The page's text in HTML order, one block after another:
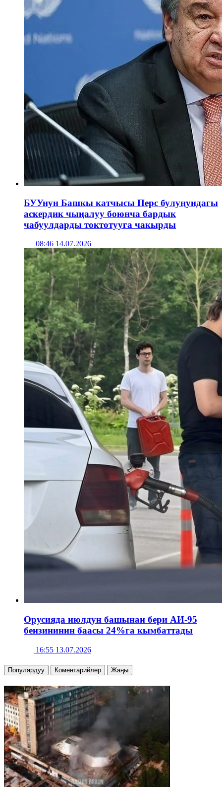
БУУнун Башкы катчысы Перс булуңундагы
аскердик чыңалуу боюнча бардык
чабуулдарды токтотууга чакырды
08:46 14.07.2026
Орусияда июлдун башынан бери АИ-95
бензининин баасы 24%га кымбаттады
16:55 13.07.2026
Популярдуу Коментарийлер Жаңы